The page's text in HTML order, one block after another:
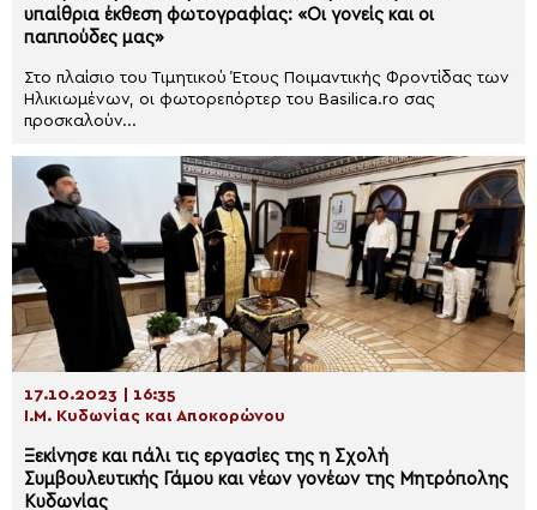
υπαίθρια έκθεση φωτογραφίας: «Οι γονείς και οι
παππούδες μας»
Στο πλαίσιο του Τιμητικού Έτους Ποιμαντικής Φροντίδας των
Ηλικιωμένων, οι φωτορεπόρτερ του Basilica.ro σας
προσκαλούν...
17.10.2023 | 16:35
Ι.Μ. Κυδωνίας και Αποκορώνου
Ξεκίνησε και πάλι τις εργασίες της η Σχολή
Συμβουλευτικής Γάμου και νέων γονέων της Μητρόπολης
Κυδωνίας